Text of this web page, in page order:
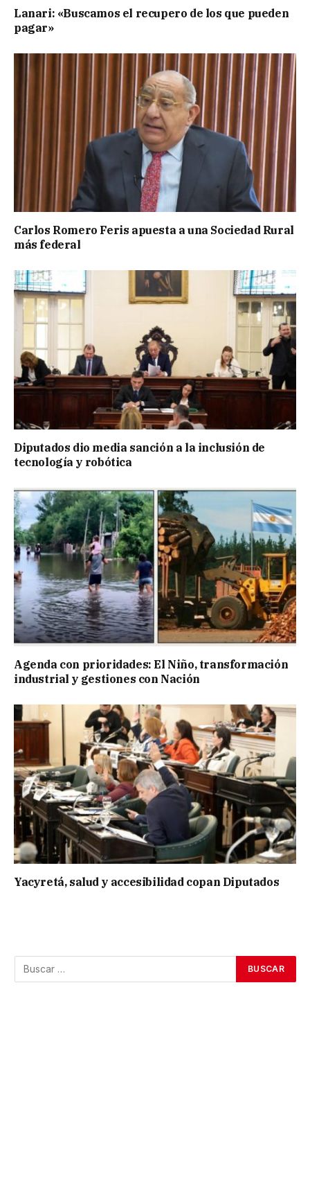
Lanari: «Buscamos el recupero de los que pueden
pagar»
Carlos Romero Feris apuesta a una Sociedad Rural
más federal
Diputados dio media sanción a la inclusión de
tecnología y robótica
Agenda con prioridades: El Niño, transformación
industrial y gestiones con Nación
Yacyretá, salud y accesibilidad copan Diputados